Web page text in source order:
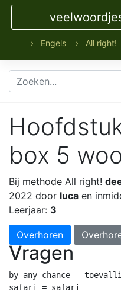
› Engels › All right!
box 5
Bij methode All right!
2022 door luca en
Leerjaar: 3
Overhoren
Vragen
by any chance =
safari = safari